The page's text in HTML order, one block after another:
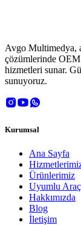
Avgo Multimedya,
çözümlerinde
hizmetleri sunar.
sunuyoruz.
Kurumsal
Ana Sayfa
Ürünlerimiz
Uyumlu
Hakkımızda
Blog
İletişim